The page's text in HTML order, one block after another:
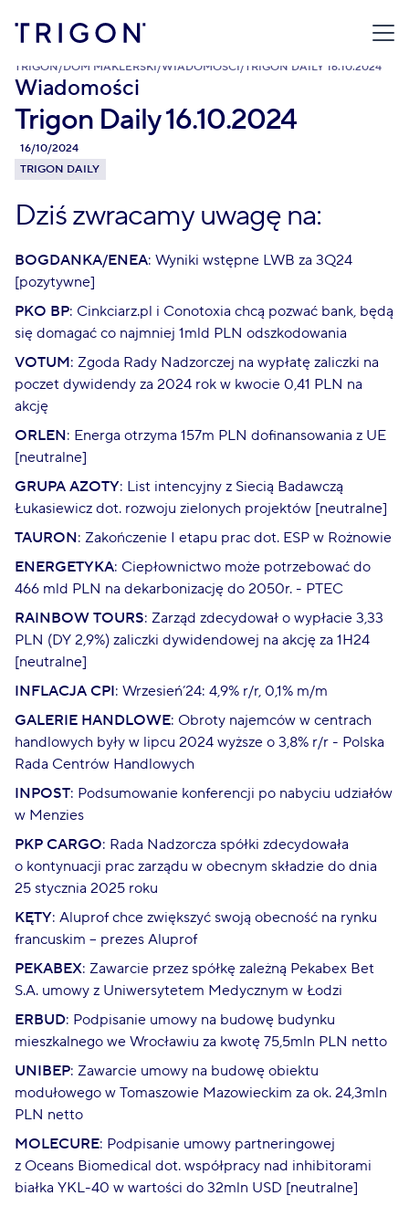
TRIGON/DOM MAKLERSKI/WIADOMOŚCI/ TRIGON DAILY 16.10.2024
Wiadomości
Trigon Daily 16.10.2024
16/10/2024
TRIGON DAILY
Dziś zwracamy uwagę na:
BOGDANKA/ENEA: Wyniki wstępne LWB za 3Q24
[pozytywne]
PKO BP: Cinkciarz.pl i Conotoxia chcą pozwać bank, będą
się domagać co najmniej 1mld PLN odszkodowania
VOTUM: Zgoda Rady Nadzorczej na wypłatę zaliczki na
poczet dywidendy za 2024 rok w kwocie 0,41 PLN na
akcję
ORLEN: Energa otrzyma 157m PLN dofinansowania z UE
[neutralne]
GRUPA AZOTY: List intencyjny z Siecią Badawczą
Łukasiewicz dot. rozwoju zielonych projektów [neutralne]
TAURON: Zakończenie I etapu prac dot. ESP w Rożnowie
ENERGETYKA: Ciepłownictwo może potrzebować do
466 mld PLN na dekarbonizację do 2050r. - PTEC
RAINBOW TOURS: Zarząd zdecydował o wypłacie 3,33
PLN (DY 2,9%) zaliczki dywidendowej na akcję za 1H24
[neutralne]
INFLACJA CPI: Wrzesień’24: 4,9% r/r, 0,1% m/m
GALERIE HANDLOWE: Obroty najemców w centrach
handlowych były w lipcu 2024 wyższe o 3,8% r/r - Polska
Rada Centrów Handlowych
INPOST: Podsumowanie konferencji po nabyciu udziałów
w Menzies
PKP CARGO: Rada Nadzorcza spółki zdecydowała
o kontynuacji prac zarządu w obecnym składzie do dnia
25 stycznia 2025 roku
KĘTY: Aluprof chce zwiększyć swoją obecność na rynku
francuskim – prezes Aluprof
PEKABEX: Zawarcie przez spółkę zależną Pekabex Bet
S.A. umowy z Uniwersytetem Medycznym w Łodzi
ERBUD: Podpisanie umowy na budowę budynku
mieszkalnego we Wrocławiu za kwotę 75,5mln PLN netto
UNIBEP: Zawarcie umowy na budowę obiektu
modułowego w Tomaszowie Mazowieckim za ok. 24,3mln
PLN netto
MOLECURE: Podpisanie umowy partneringowej
z Oceans Biomedical dot. współpracy nad inhibitorami
białka YKL-40 w wartości do 32mln USD [neutralne]